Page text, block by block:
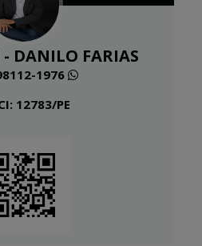
- DANILO FARIAS
1976
12783/PE